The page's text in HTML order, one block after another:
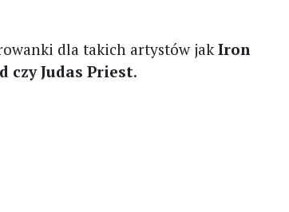
dla takich artystów jakIron
czy Judas Priest.